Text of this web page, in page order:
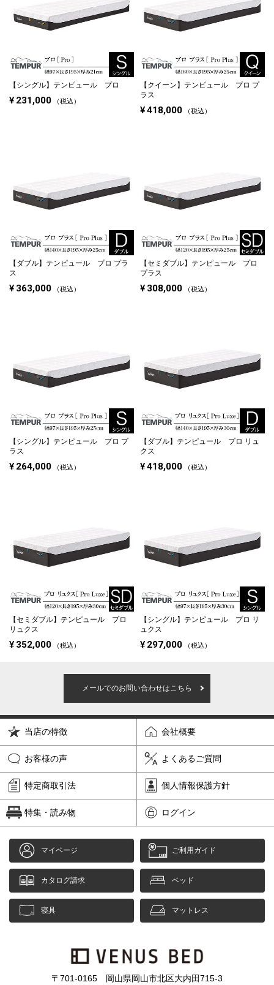
【シングル】 テンピュール プロ
¥ 231,000 税込
【クイーン】 テンピュール プロ プ
ラス
¥418,000 税込
【ダブル】 テンピュール プロ プラ
ス
¥ 363,000 税込
【セミダブル】 テンピュール プロ
プラス
¥ 308,000 税込
【シングル】 テンピュール プロ プ
ラス
¥ 264,000 税込
【ダブル】 テンピュール プロ リュ
クス
¥418,000 税込
【セミダブル】 テンピュール プロ
リュクス
¥ 352,000 税込
【シングル】 テンピュール プロ リ
ュクス
¥ 297,000 税込
メールでのお問い合わせはこちら
当店の特徴 会社概要
お客様の声 よくあるご質問
特定商取引法 個人情報保護方針
特集・読み物 ログイン
マイページ ご利用ガイド
カタログ請求 ベッド
寝具 マットレス
〒701-0165 岡山県岡山市北区大内田715-3